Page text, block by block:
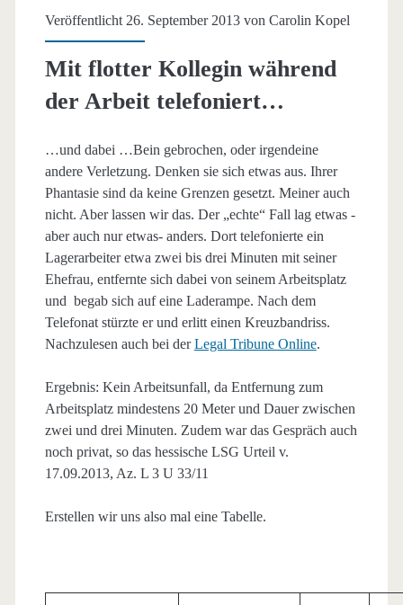
Veröffentlicht 26. September 2013 von Carolin Kopel
Mit flotter Kollegin während
der Arbeit telefoniert…
…und dabei …Bein gebrochen, oder irgendeine
andere Verletzung. Denken sie sich etwas aus. Ihrer
Phantasie sind da keine Grenzen gesetzt. Meiner auch
nicht. Aber lassen wir das. Der „echte“ Fall lag etwas -
aber auch nur etwas- anders. Dort telefonierte ein
Lagerarbeiter etwa zwei bis drei Minuten mit seiner
Ehefrau, entfernte sich dabei von seinem Arbeitsplatz
und begab sich auf eine Laderampe. Nach dem
Telefonat stürzte er und erlitt einen Kreuzbandriss.
Nachzulesen auch bei derLegal Tribune Online.
Ergebnis: Kein Arbeitsunfall, da Entfernung zum
Arbeitsplatz mindestens 20 Meter und Dauer zwischen
zwei und drei Minuten. Zudem war das Gespräch auch
noch privat, so das hessische LSG Urteil v.
17.09.2013, Az. L 3 U 33/11
Erstellen wir uns also mal eine Tabelle.